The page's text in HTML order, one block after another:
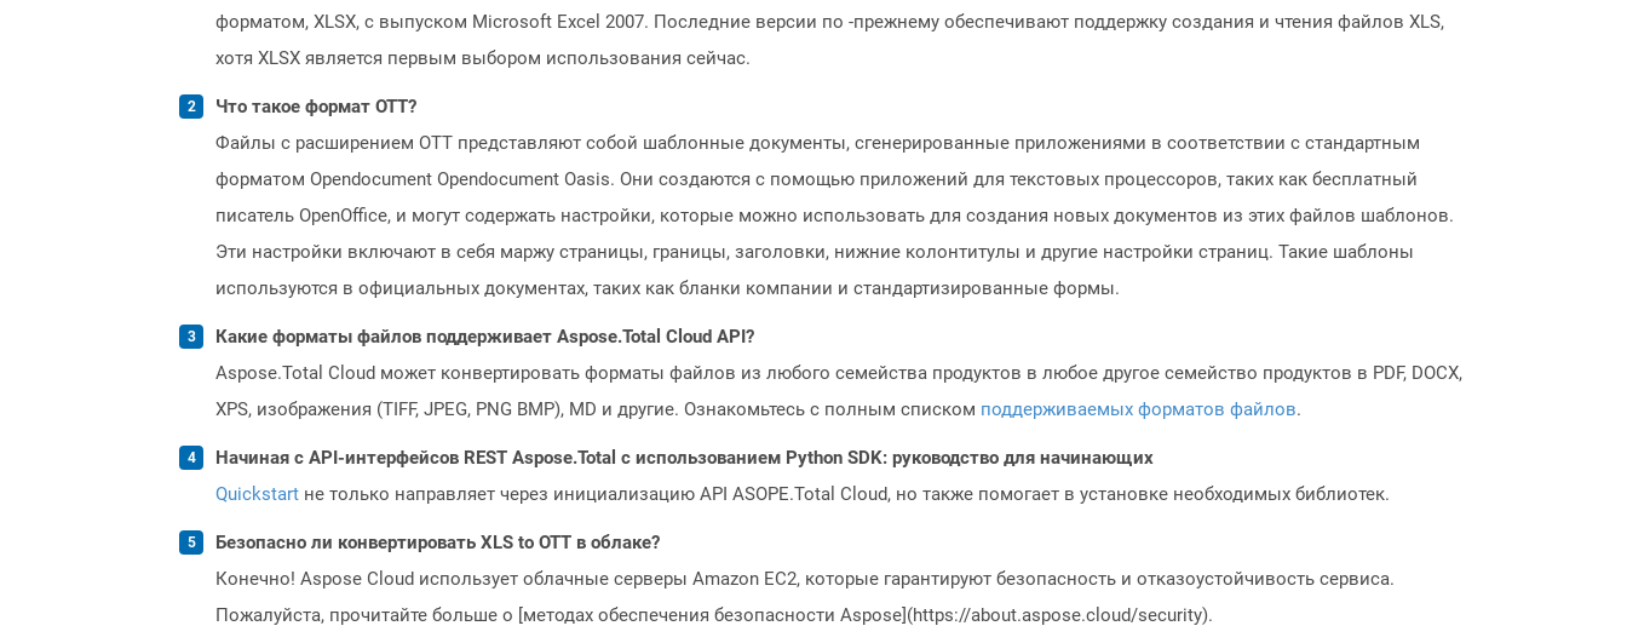
форматом, XLSX, с выпуском Microsoft Excel 2007. Последние версии по -прежнему обеспечивают поддержку создания и чтения файлов XLS,
хотя XLSX является первым выбором использования сейчас.
Что такое формат OTT?
Файлы с расширением OTT представляют собой шаблонные документы, сгенерированные приложениями в соответствии с стандартным
форматом Opendocument Opendocument Oasis. Они создаются с помощью приложений для текстовых процессоров, таких как бесплатный
писатель OpenOffice, и могут содержать настройки, которые можно использовать для создания новых документов из этих файлов шаблонов.
Эти настройки включают в себя маржу страницы, границы, заголовки, нижние колонтитулы и другие настройки страниц. Такие шаблоны
используются в официальных документах, таких как бланки компании и стандартизированные формы.
Какие форматы файлов поддерживает Aspose.Total Cloud API?
Aspose.Total Cloud может конвертировать форматы файлов из любого семейства продуктов в любое другое семейство продуктов в PDF, DOCX,
XPS, изображения (TIFF, JPEG, PNG BMP), MD и другие. Ознакомьтесь с полным списком поддерживаемых форматов файлов.
Начиная с API-интерфейсов REST Aspose.Total с использованием Python SDK: руководство для начинающих
Quickstart не только направляет через инициализацию API ASOPE.Total Cloud, но также помогает в установке необходимых библиотек.
Безопасно ли конвертировать XLS to OTT в облаке?
Конечно! Aspose Cloud использует облачные серверы Amazon EC2, которые гарантируют безопасность и отказоустойчивость сервиса.
Пожалуйста, прочитайте больше о [методах обеспечения безопасности Aspose](https://about.aspose.cloud/security).